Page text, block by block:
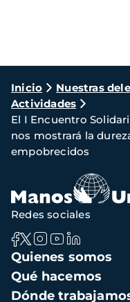
Ruta
de
navegación
Inicio Nuestras
Actividades
El I Encuentro
nos mostrará la
empobrecidos
Navegación
principal
Quienes somos
Qué hacemos
Dónde
Redes sociales